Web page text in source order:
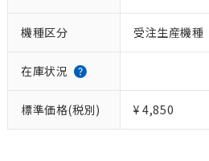
機種区分 受注生産機種
在庫状況
標準価格(税別) ¥ 4,850